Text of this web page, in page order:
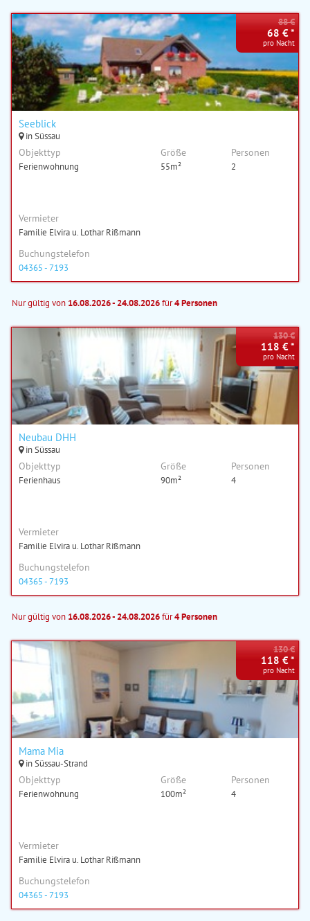
Seeblick
in Süssau
Objekttyp
Ferienwohnung
Größe
55m²
Personen
2
88 €
68 € *
pro Nacht
Vermieter
Familie Elvira u. Lothar Rißmann
Buchungstelefon
04365 - 7193
Nur gültig von 16.08.2026 - 24.08.2026für4 Personen
Neubau DHH
in Süssau
Objekttyp
Ferienhaus
Größe
90m²
Personen
4
130 €
118 € *
pro Nacht
Vermieter
Familie Elvira u. Lothar Rißmann
Buchungstelefon
04365 - 7193
Nur gültig von 16.08.2026 - 24.08.2026für4 Personen
Mama Mia
in Süssau-Strand
Objekttyp
Ferienwohnung
Größe
100m²
Personen
4
130 €
118 € *
pro Nacht
Vermieter
Familie Elvira u. Lothar Rißmann
Buchungstelefon
04365 - 7193